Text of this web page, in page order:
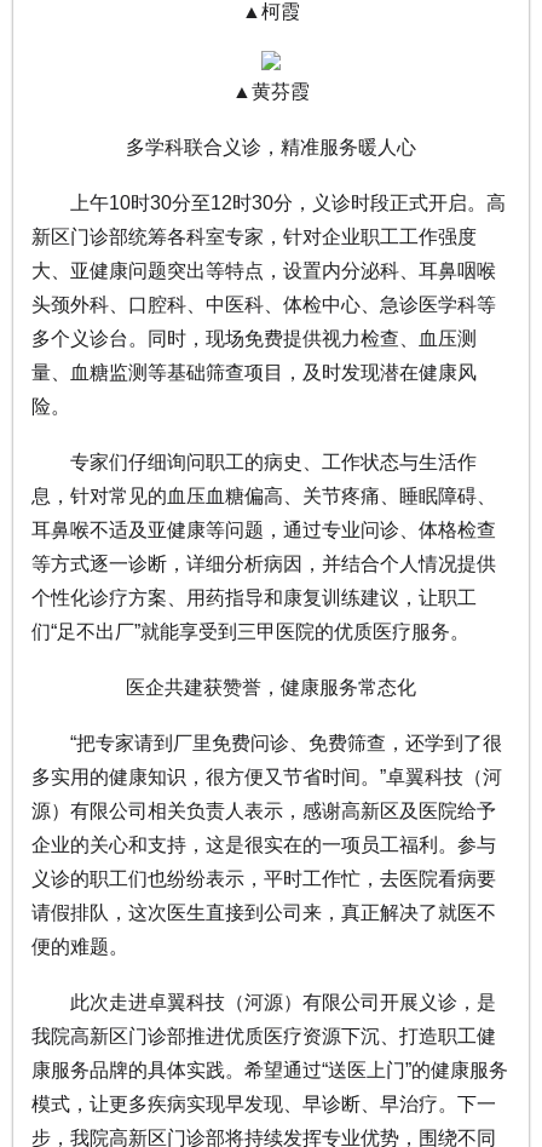
▲柯霞
▲黄芬霞
多学科联合义诊，精准服务暖人心
上午10时30分至12时30分，义诊时段正式开启。高
新区门诊部统筹各科室专家，针对企业职工工作强度
大、亚健康问题突出等特点，设置内分泌科、耳鼻咽喉
头颈外科、口腔科、中医科、体检中心、急诊医学科等
多个义诊台。同时，现场免费提供视力检查、血压测
量、血糖监测等基础筛查项目，及时发现潜在健康风
险。
专家们仔细询问职工的病史、工作状态与生活作
息，针对常见的血压血糖偏高、关节疼痛、睡眠障碍、
耳鼻喉不适及亚健康等问题，通过专业问诊、体格检查
等方式逐一诊断，详细分析病因，并结合个人情况提供
个性化诊疗方案、用药指导和康复训练建议，让职工
们“足不出厂”就能享受到三甲医院的优质医疗服务。
医企共建获赞誉，健康服务常态化
“把专家请到厂里免费问诊、免费筛查，还学到了很
多实用的健康知识，很方便又节省时间。”卓翼科技（河
源）有限公司相关负责人表示，感谢高新区及医院给予
企业的关心和支持，这是很实在的一项员工福利。参与
义诊的职工们也纷纷表示，平时工作忙，去医院看病要
请假排队，这次医生直接到公司来，真正解决了就医不
便的难题。
此次走进卓翼科技（河源）有限公司开展义诊，是
我院高新区门诊部推进优质医疗资源下沉、打造职工健
康服务品牌的具体实践。希望通过“送医上门”的健康服务
模式，让更多疾病实现早发现、早诊断、早治疗。下一
步，我院高新区门诊部将持续发挥专业优势，围绕不同